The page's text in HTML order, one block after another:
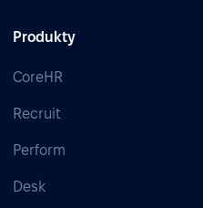
Produkty
CoreHR
Recruit
Perform
Desk